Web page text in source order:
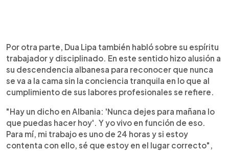
Por otra parte, Dua Lipa también habló sobre su espíritu
trabajador y disciplinado. En este sentido hizo alusión a
su descendencia albanesa para reconocer que nunca
se va a la cama sin la conciencia tranquila en lo que al
cumplimiento de sus labores profesionales se refiere.
"Hay un dicho en Albania: 'Nunca dejes para mañana lo
que puedas hacer hoy'. Y yo vivo en función de eso.
Para mí, mi trabajo es uno de 24 horas y si estoy
contenta con ello, sé que estoy en el lugar correcto",